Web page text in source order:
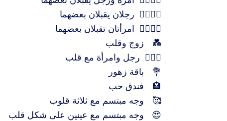
👨‍❤️‍💋‍👨 رجلان يقبلان بعضهما
👩‍❤️‍💋‍👩 امرأتان تقبلان بعضهما
💑
زوج وقلب
👩‍❤️‍👨 رجل وامرأة مع قلب
💐
باقة زهور
🏩
فندق حب
🥰
وجه مبتسم مع ثلاثة قلوب
😍
وجه مبتسم مع عينين على شكل قلب